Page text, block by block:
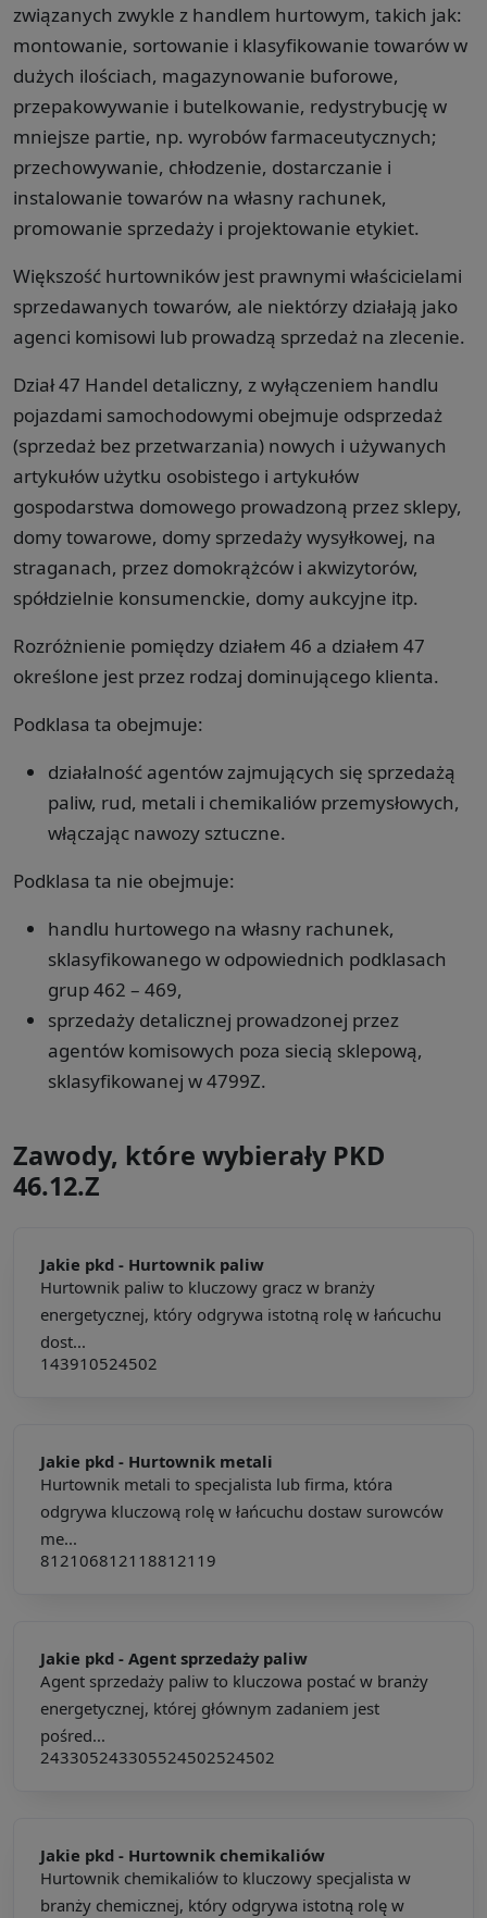
związanych zwykle z handlem hurtowym, takich jak:
montowanie, sortowanie i klasyfikowanie towarów w
dużych ilościach, magazynowanie buforowe,
przepakowywanie i butelkowanie, redystrybucję w
mniejsze partie, np. wyrobów farmaceutycznych;
przechowywanie, chłodzenie, dostarczanie i
instalowanie towarów na własny rachunek,
promowanie sprzedaży i projektowanie etykiet.
Większość hurtowników jest prawnymi właścicielami
sprzedawanych towarów, ale niektórzy działają jako
agenci komisowi lub prowadzą sprzedaż na zlecenie.
Dział 47 Handel detaliczny, z wyłączeniem handlu
pojazdami samochodowymi obejmuje odsprzedaż
(sprzedaż bez przetwarzania) nowych i używanych
artykułów użytku osobistego i artykułów
gospodarstwa domowego prowadzoną przez sklepy,
domy towarowe, domy sprzedaży wysyłkowej, na
straganach, przez domokrążców i akwizytorów,
spółdzielnie konsumenckie, domy aukcyjne itp.
Rozróżnienie pomiędzy działem 46 a działem 47
określone jest przez rodzaj dominującego klienta.
Podklasa ta obejmuje:
działalność agentów zajmujących się sprzedażą
paliw, rud, metali i chemikaliów przemysłowych,
włączając nawozy sztuczne.
Podklasa ta nie obejmuje:
handlu hurtowego na własny rachunek,
sklasyfikowanego w odpowiednich podklasach
grup 462 – 469,
sprzedaży detalicznej prowadzonej przez
agentów komisowych poza siecią sklepową,
sklasyfikowanej w 4799Z.
Zawody, które wybierały PKD
46.12.Z
Jakie pkd - Hurtownik paliw
Hurtownik paliw to kluczowy gracz w branży
energetycznej, który odgrywa istotną rolę w łańcuchu
dost...
143910524502
Jakie pkd - Hurtownik metali
Hurtownik metali to specjalista lub firma, która
odgrywa kluczową rolę w łańcuchu dostaw surowców
me...
812106812118812119
Jakie pkd - Agent sprzedaży paliw
Agent sprzedaży paliw to kluczowa postać w branży
energetycznej, której głównym zadaniem jest
pośred...
243305243305524502524502
Jakie pkd - Hurtownik chemikaliów
Hurtownik chemikaliów to kluczowy specjalista w
branży chemicznej, który odgrywa istotną rolę w